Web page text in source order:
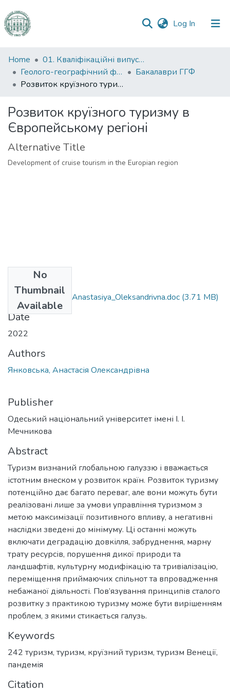
Log In (current)
Communities
&
Collections
Statistics
Home
01. Кваліфікаційні випускні роботи здобувачів вищої освіти
Геолого-географічний факультет
Бакалаври ГГФ
Розвиток круїзного туризму в Європейському регіоні
Розвиток круїзного туризму в
Європейському регіоні
Alternative Title
Development of cruise tourism in the Europian region
No
Thumbnail
Available
242_Yankovs'ka_ Anastasiya_Oleksandrivna.doc (3.71 MB)
Date
2022
Authors
Янковська, Анастасія Олександрівна
Publisher
Одеський національний університет імені І. І.
Мечникова
Abstract
Туризм визнаний глобальною галуззю і вважається
істотним внеском у розвиток країн. Розвиток туризму
потенційно дає багато переваг, але вони можуть бути
реалізовані лише за умови управління туризмом з
метою максимізації позитивного впливу, а негативні
наслідки зведені до мінімуму. Ці останні можуть
включати деградацію довкілля, забруднення, марну
трату ресурсів, порушення дикої природи та
ландшафтів, культурну модифікацію та тривіалізацію,
переміщення приймаючих спільнот та впровадження
небажаної діяльності. Пов’язування принципів сталого
розвитку з практикою туризму може бути вирішенням
проблем, з якими стикається галузь.
Keywords
242 туризм, туризм, круїзний туризм, туризм Венеції,
пандемія
Citation